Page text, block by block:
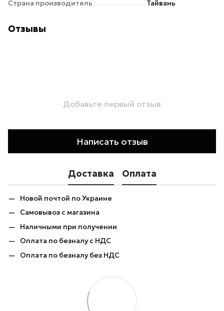
Страна производитель Тайвань
Отзывы
Добавьте первый отзыв
Написать отзыв
Доставка Оплата
Новой почтой по Украине
Самовывоз с магазина
Наличными при получении
Оплата по безналу с НДС
Оплата по безналу без НДС